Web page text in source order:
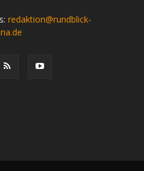
redaktion@rundblick-